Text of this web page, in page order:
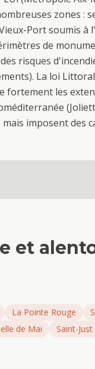
zones :
Port soumis à
de
risques
La loi
fortement les
imposent des
et
La Pointe Rouge
de Mai Saint-Just